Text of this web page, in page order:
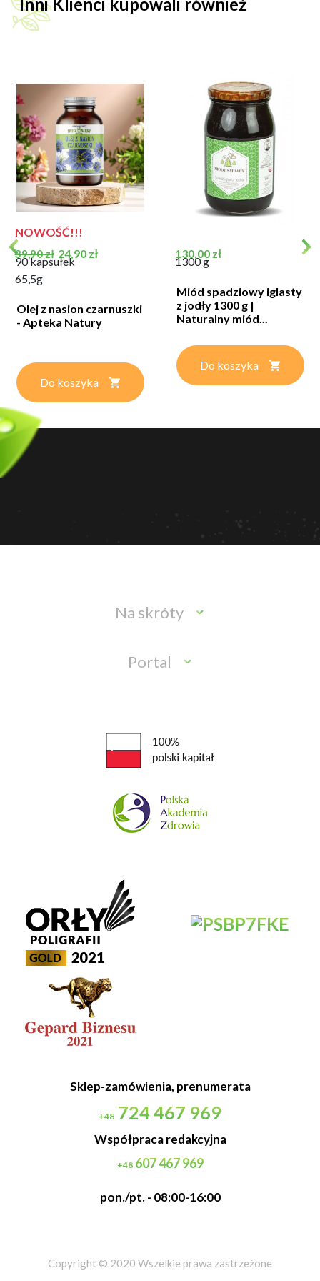
Inni Klienci kupowali również
NOWOŚĆ!!!
Cena podstawowa
39,90 zł Cena
24,90 zł
90 kapsułek
65,5g
Olej z nasion czarnuszki
- Apteka Natury
Do koszyka
Cena
130,00 zł
1300 g
Miód spadziowy iglasty
z jodły 1300 g |
Naturalny miód...
Do koszyka
Na skróty
Portal
Sklep-zamówienia, prenumerata
+48 724 467 969
Współpraca redakcyjna
+48607 467 969
pon./pt. - 08:00-16:00
Copyright © 2020 Wszelkie prawa zastrzeżone